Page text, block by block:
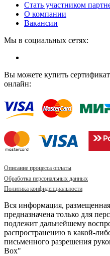
Стать участником
О компании
Вакансии
Мы в социальных сетях:
Вы можете купить
онлайн:
Описание процесса оплаты
Обработка персональных данных
Политика конфиденциальности
Вся информация,
предназначена только для
подлежит дальнейшему
распространению в какой-
письменного разрешения
Box"